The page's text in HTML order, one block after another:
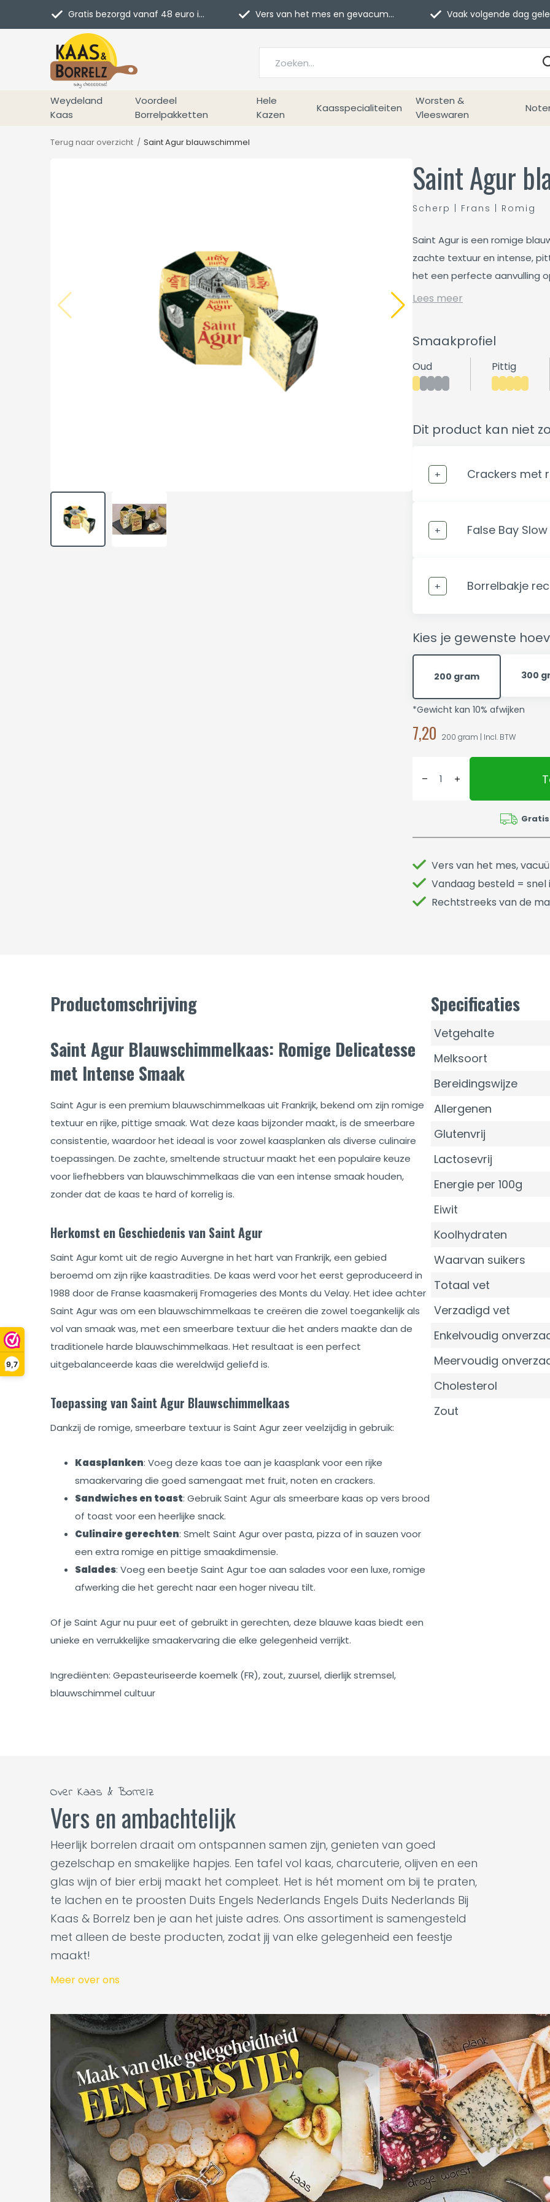
9,7
Weydeland
Kaas
Voordeel
Borrelpakketten
Hele
Kazen
Kaasspecialiteiten
Worsten &
Vleeswaren
Gratis bezorgd vanaf 48 euro in NL Vers van het mes en gevacumeerd Vaak volgende dag geleverd
Terug naar overzicht Saint Agur blauwschimmel
Saint Agur
Scherp | Frans | Romig
Saint Agur is een romige
zachte textuur en intense,
het een perfecte aanvulling
Lees meer
Smaakprofiel
Oud Pittig
Dit product kan niet
Crackers met
False Bay
Borrelbakje
Kies je gewenste
200 gram 300
*Gewicht kan 10% afwijken
7,20 200 gram | Incl. BTW
Vers van het mes,
Vandaag besteld = snel
Rechtstreeks van de
Productomschrijving
Saint Agur Blauwschimmelkaas: Romige Delicatesse
met Intense Smaak
Saint Agur is een premium blauwschimmelkaas uit Frankrijk, bekend om zijn romige
textuur en rijke, pittige smaak. Wat deze kaas bijzonder maakt, is de smeerbare
consistentie, waardoor het ideaal is voor zowel kaasplanken als diverse culinaire
toepassingen. De zachte, smeltende structuur maakt het een populaire keuze
voor liefhebbers van blauwschimmelkaas die van een intense smaak houden,
zonder dat de kaas te hard of korrelig is.
Herkomst en Geschiedenis van Saint Agur
Saint Agur komt uit de regio Auvergne in het hart van Frankrijk, een gebied
beroemd om zijn rijke kaastradities. De kaas werd voor het eerst geproduceerd in
1988 door de Franse kaasmakerij Fromageries des Monts du Velay. Het idee achter
Saint Agur was om een blauwschimmelkaas te creëren die zowel toegankelijk als
vol van smaak was, met een smeerbare textuur die het anders maakte dan de
traditionele harde blauwschimmelkaas. Het resultaat is een perfect
uitgebalanceerde kaas die wereldwijd geliefd is.
Toepassing van Saint Agur Blauwschimmelkaas
Dankzij de romige, smeerbare textuur is Saint Agur zeer veelzijdig in gebruik:
Kaasplanken: Voeg deze kaas toe aan je kaasplank voor een rijke
smaakervaring die goed samengaat met fruit, noten en crackers.
Sandwiches en toast: Gebruik Saint Agur als smeerbare kaas op vers brood
of toast voor een heerlijke snack.
Culinaire gerechten: Smelt Saint Agur over pasta, pizza of in sauzen voor
een extra romige en pittige smaakdimensie.
Salades: Voeg een beetje Saint Agur toe aan salades voor een luxe, romige
afwerking die het gerecht naar een hoger niveau tilt.
Of je Saint Agur nu puur eet of gebruikt in gerechten, deze blauwe kaas biedt een
unieke en verrukkelijke smaakervaring die elke gelegenheid verrijkt.
Ingrediënten: Gepasteuriseerde koemelk (FR), zout, zuursel, dierlijk stremsel,
blauwschimmel cultuur
Specificaties
Vetgehalte
Melksoort
Bereidingswijze
Allergenen
Glutenvrij
Lactosevrij
Energie per 100g
Eiwit
Koolhydraten
Waarvan suikers
Totaal vet
Verzadigd vet
Enkelvoudig
Meervoudig
Cholesterol
Zout
Over Kaas & Borrelz
Vers en ambachtelijk
Heerlijk borrelen draait om ontspannen samen zijn, genieten van goed
gezelschap en smakelijke hapjes. Een tafel vol kaas, charcuterie, olijven en een
glas wijn of bier erbij maakt het compleet. Het is hét moment om bij te praten,
te lachen en te proosten Duits Engels Nederlands Engels Duits Nederlands Bij
Kaas & Borrelz ben je aan het juiste adres. Ons assortiment is samengesteld
met alleen de beste producten, zodat jij van elke gelegenheid een feestje
maakt!
Meer over ons